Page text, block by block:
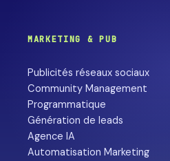
MARKETING & PUB
Publicités réseaux sociaux
Community Management
Programmatique
Génération de leads
Agence IA
Automatisation Marketing